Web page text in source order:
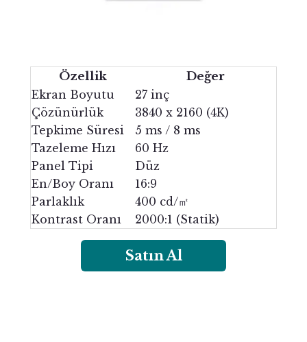
Özellik Değer
Ekran Boyutu
27 inç
Çözünürlük
3840 x 2160 (4K)
Tepkime Süresi
5 ms / 8 ms
Tazeleme Hızı
60 Hz
Panel Tipi
Düz
En/Boy Oranı
16:9
Parlaklık
400 cd/㎡
Kontrast Oranı
2000:1 (Statik)
Satın Al